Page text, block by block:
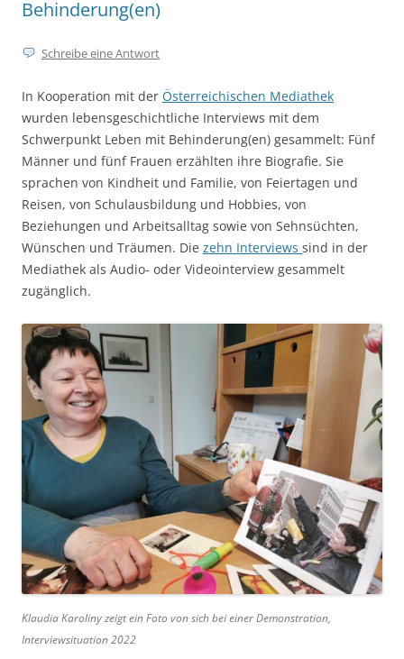
Behinderung(en)
Schreibe eine Antwort
In Kooperation mit der Österreichischen Mediathek
wurden lebensgeschichtliche Interviews mit dem
Schwerpunkt Leben mit Behinderung(en) gesammelt: Fünf
Männer und fünf Frauen erzählten ihre Biografie. Sie
sprachen von Kindheit und Familie, von Feiertagen und
Reisen, von Schulausbildung und Hobbies, von
Beziehungen und Arbeitsalltag sowie von Sehnsüchten,
Wünschen und Träumen. Die zehn Interviews sind in der
Mediathek als Audio- oder Videointerview gesammelt
zugänglich.
Klaudia Karoliny zeigt ein Foto von sich bei einer Demonstration,
Interviewsituation 2022